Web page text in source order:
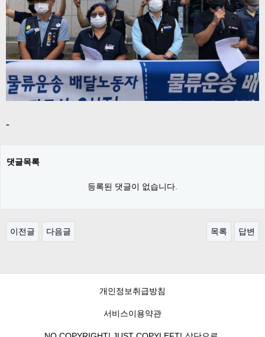
-
댓글목록
등록된 댓글이 없습니다.
이전글 다음글 목록 답변
개인정보취급방침
서비스이용약관